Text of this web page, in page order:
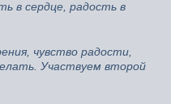
в сердце, радость в
чувство радости,
Участвуем второй